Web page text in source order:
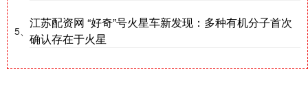
5、
江苏配资网 “好奇”号火星车新发现：多种有机分子首次
确认存在于火星